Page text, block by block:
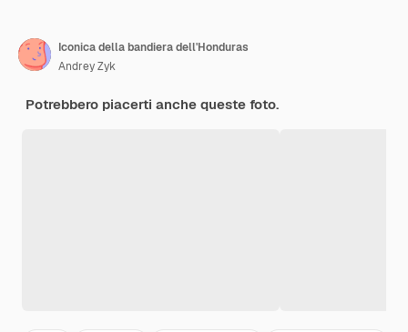
Iconica della bandiera dell'Honduras
Andrey Zyk
Potrebbero piacerti anche queste foto.